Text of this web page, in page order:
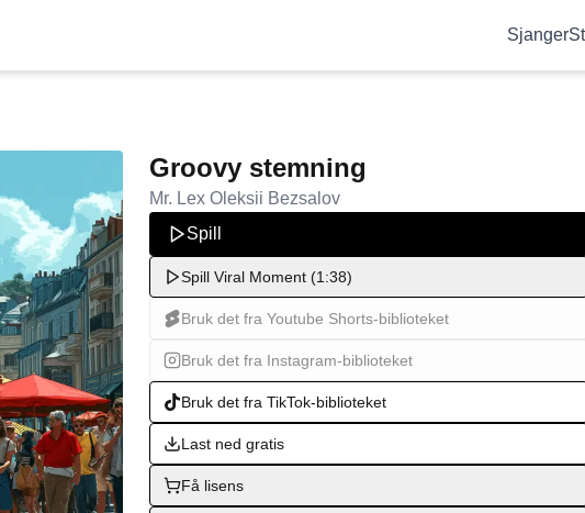
Sjanger
Groovy stemning
Mr. Lex Oleksii Bezsalov
Spill
Spill Viral Moment (1:38)
Bruk det fra Youtube Shorts-biblioteket
Bruk det fra Instagram-biblioteket
Bruk det fra TikTok-biblioteket
Last ned gratis
Få lisens